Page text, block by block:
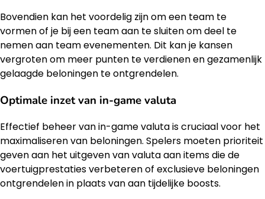
Bovendien kan het voordelig zijn om een team te
vormen of je bij een team aan te sluiten om deel te
nemen aan team evenementen. Dit kan je kansen
vergroten om meer punten te verdienen en gezamenlijk
gelaagde beloningen te ontgrendelen.
Optimale inzet van in-game valuta
Effectief beheer van in-game valuta is cruciaal voor het
maximaliseren van beloningen. Spelers moeten prioriteit
geven aan het uitgeven van valuta aan items die de
voertuigprestaties verbeteren of exclusieve beloningen
ontgrendelen in plaats van aan tijdelijke boosts.